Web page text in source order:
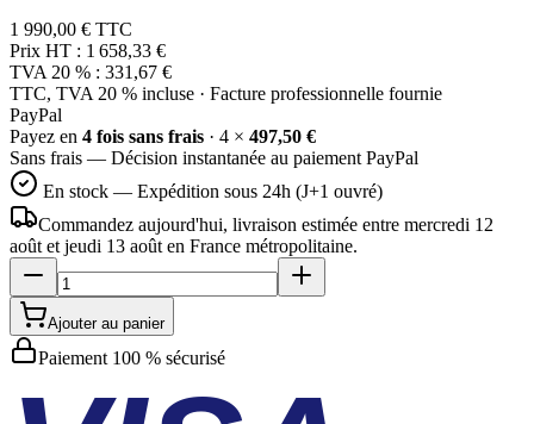
1 990,00 € TTC
Prix HT : 1 658,33 €
TVA 20 % : 331,67 €
TTC, TVA 20 % incluse · Facture professionnelle fournie
PayPal
Payez en 4 fois sans frais · 4 × 497,50 €
Sans frais — Décision instantanée au paiement PayPal
En stock — Expédition sous 24h (J+1 ouvré)
Commandez aujourd'hui, livraison estimée entre mercredi 12
août et jeudi 13 août en France métropolitaine.
Ajouter au panier
Paiement 100 % sécurisé